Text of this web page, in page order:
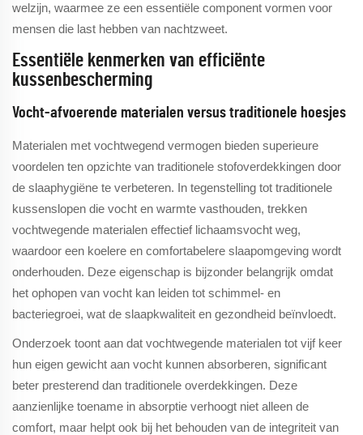
welzijn, waarmee ze een essentiële component vormen voor
mensen die last hebben van nachtzweet.
Essentiële kenmerken van efficiënte
kussenbescherming
Vocht-afvoerende materialen versus traditionele hoesjes
Materialen met vochtwegend vermogen bieden superieure
voordelen ten opzichte van traditionele stofoverdekkingen door
de slaaphygiëne te verbeteren. In tegenstelling tot traditionele
kussenslopen die vocht en warmte vasthouden, trekken
vochtwegende materialen effectief lichaamsvocht weg,
waardoor een koelere en comfortabelere slaapomgeving wordt
onderhouden. Deze eigenschap is bijzonder belangrijk omdat
het ophopen van vocht kan leiden tot schimmel- en
bacteriegroei, wat de slaapkwaliteit en gezondheid beïnvloedt.
Onderzoek toont aan dat vochtwegende materialen tot vijf keer
hun eigen gewicht aan vocht kunnen absorberen, significant
beter presterend dan traditionele overdekkingen. Deze
aanzienlijke toename in absorptie verhoogt niet alleen de
comfort, maar helpt ook bij het behouden van de integriteit van